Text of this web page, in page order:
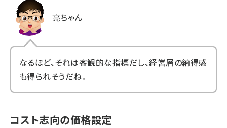
亮ちゃん
なるほど、それは客観的な指標だし、経営層の納得感
も得られそうだね。
コスト志向の価格設定